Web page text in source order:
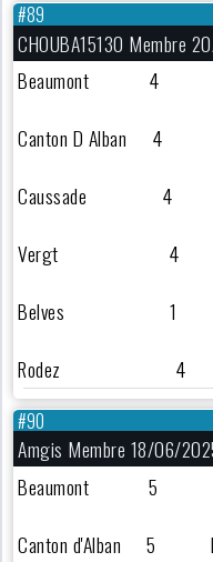
#89
CHOUBA15130 Membre
Beaumont 4
Canton D
Caussade 4
Vergt 4
Belves 1
Rodez 4
#90
Amgis Membre 18/06/
Beaumont 5
Canton d'Alban